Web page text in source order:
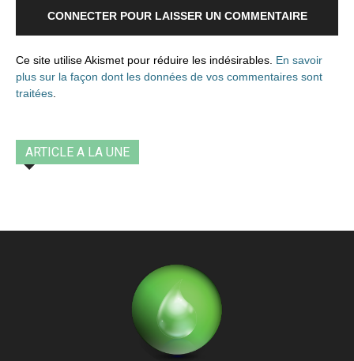
CONNECTER POUR LAISSER UN COMMENTAIRE
Ce site utilise Akismet pour réduire les indésirables. En savoir
plus sur la façon dont les données de vos commentaires sont
traitées
ARTICLE A LA UNE